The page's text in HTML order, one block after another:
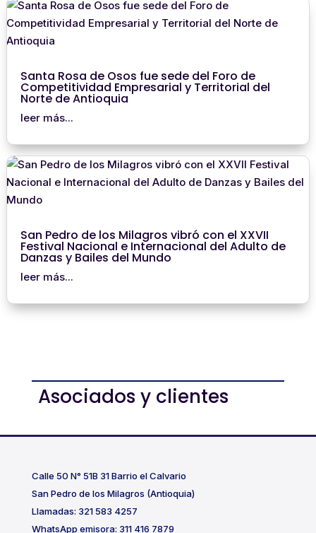
Santa Rosa de Osos fue sede del Foro de
Competitividad Empresarial y Territorial del
Norte de Antioquia
leer más...
San Pedro de los Milagros vibró con el XXVII
Festival Nacional e Internacional del Adulto de
Danzas y Bailes del Mundo
leer más...
Asociados y clientes
Calle 50 N° 51B 31 Barrio el Calvario
San Pedro de los Milagros (Antioquia)
Llamadas: 321 583 4257
WhatsApp emisora: 311 416 7879